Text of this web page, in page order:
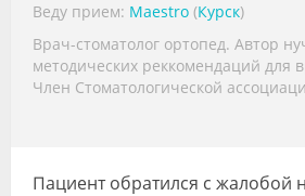
Галерея
Блоги
Веду прием: Maestro (Курск)
Врач-стоматолог ортопед. Автор
методических реккомендаций для
Член Стоматологической
Пациент обратился с жалобой